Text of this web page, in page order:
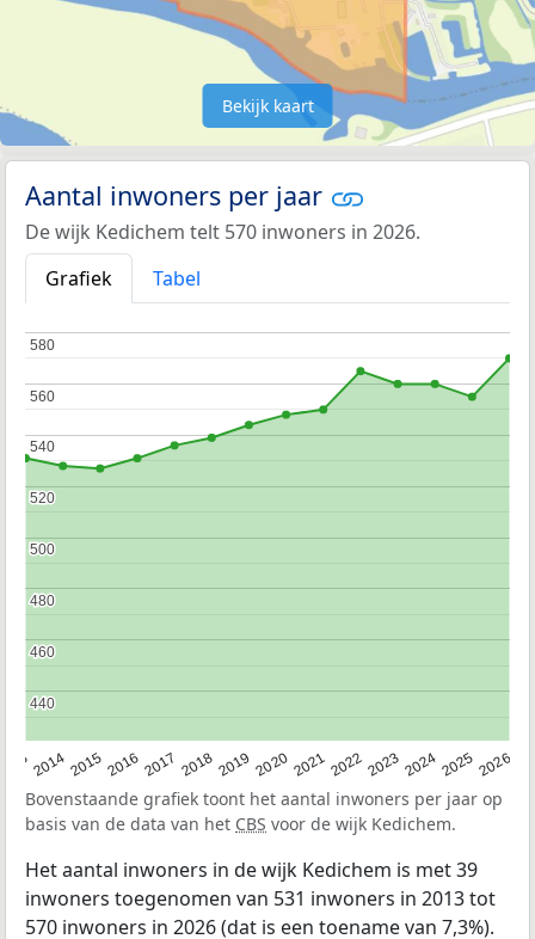
Bekijk kaart
Aantal inwoners per jaar
De wijk Kedichem telt 570 inwoners in 2026.
Grafiek
Tabel
2014201520162017 20182019 2020202120222023202420252026
440
440
460
460
480
480
500
500
520
520
540
540
560
560
580
580
Bovenstaande grafiek toont het aantal inwoners per jaar op
basis van de data van het CBS voor de wijk Kedichem.
Het aantal inwoners in de wijk Kedichem is met 39
inwoners toegenomen van 531 inwoners in 2013 tot
570 inwoners in 2026 (dat is een toename van 7,3%).